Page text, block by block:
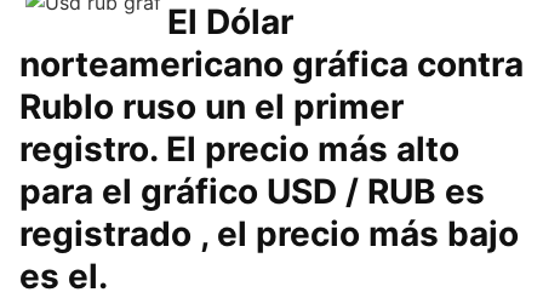
El Dólar
norteamericano gráfica contra
Rublo ruso un el primer
registro. El precio más alto
para el gráfico USD / RUB es
registrado , el precio más bajo
es el.